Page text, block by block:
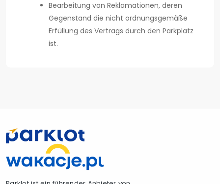
Bearbeitung von Reklamationen, deren
Gegenstand die nicht ordnungsgemäße
Erfüllung des Vertrags durch den Parkplatz
ist.